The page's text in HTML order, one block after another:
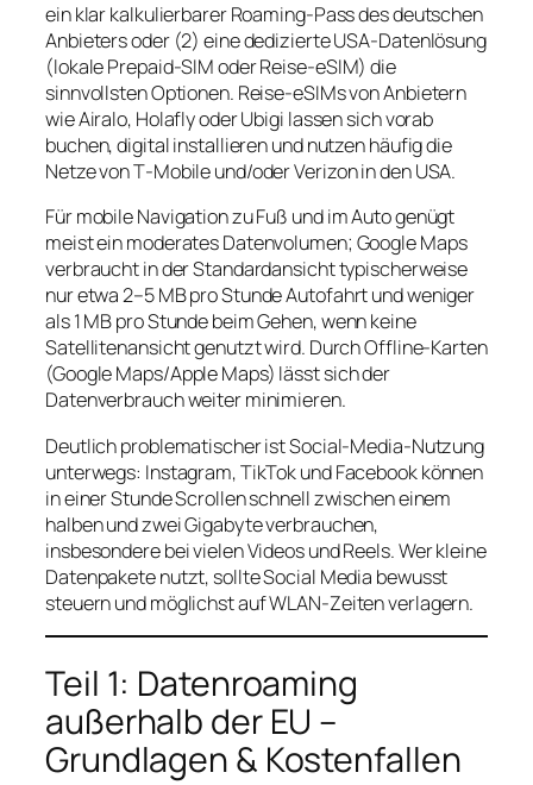
ein klar kalkulierbarer Roaming-Pass des deutschen
Anbieters oder (2) eine dedizierte USA‑Datenlösung
(lokale Prepaid-SIM oder Reise‑eSIM) die
sinnvollsten Optionen. Reise‑eSIMs von Anbietern
wie Airalo, Holafly oder Ubigi lassen sich vorab
buchen, digital installieren und nutzen häufig die
Netze von T‑Mobile und/oder Verizon in den USA.
Für mobile Navigation zu Fuß und im Auto genügt
meist ein moderates Datenvolumen; Google Maps
verbraucht in der Standardansicht typischerweise
nur etwa 2–5 MB pro Stunde Autofahrt und weniger
als 1 MB pro Stunde beim Gehen, wenn keine
Satellitenansicht genutzt wird. Durch Offline-Karten
(Google Maps/Apple Maps) lässt sich der
Datenverbrauch weiter minimieren.
Deutlich problematischer ist Social-Media-Nutzung
unterwegs: Instagram, TikTok und Facebook können
in einer Stunde Scrollen schnell zwischen einem
halben und zwei Gigabyte verbrauchen,
insbesondere bei vielen Videos und Reels. Wer kleine
Datenpakete nutzt, sollte Social Media bewusst
steuern und möglichst auf WLAN‑Zeiten verlagern.
Teil 1: Datenroaming
außerhalb der EU –
Grundlagen & Kostenfallen